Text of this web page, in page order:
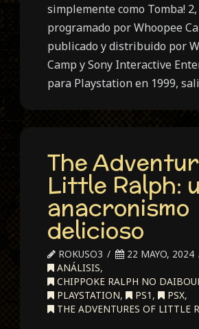
simplemente como Tomba!
programado por Whoopee
publicado y distribuido por
Camp y Sony Interactive
para Playstation en 1999,
The
Little Ralph:
anacronismo
delicioso
ROKUSO3
22 MAYO, 2024
ANÁLISIS,
CHIPPOKE RALPH NO
PLAYSTATION, PS1 , PSX,
THE ADVENTURES OF LITTLE